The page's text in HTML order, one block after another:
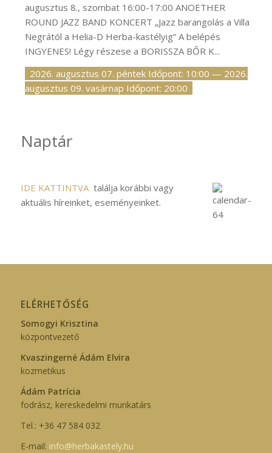
augusztus 8., szombat 16:00-17:00 ANOETHER
ROUND JAZZ BAND KONCERT „Jazz barangolás a Villa
Negrától a Helia-D Herba-kastélyig” A belépés
INGYENES! Légy részese a BORISSZA BŐR K...
2026. augusztus 07. péntek Időpont: 10:00 — 2026.
augusztus 09. vasárnap Időpont: 20:00
Naptár
IDE KATTINTVAtalálja korábbi vagy
aktuális híreinket, eseményeinket.
ELÉRHETŐSÉG
Somogyi Krisztina
központvezető
Kvaszingerné Ádám Elvira
kozmetikus
Ádám Patrícia
fodrász, kereskedelmi munkatárs
Tel.: +36 47 584 032
E-mail: info@herbakastely.hu